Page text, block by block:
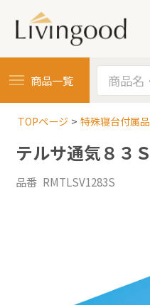
商品一覧
TOPページ 特殊寝台付属品
テルサ通気８３Ｓ
品番 RMTLSV1283S